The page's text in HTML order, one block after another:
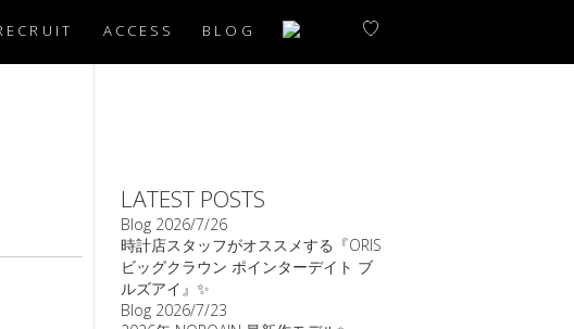
ACCESS BLOG
LATEST POSTS
Blog 2026/7/26
時計店スタッフがオススメする『ORIS
ビッグクラウン ポインターデイト ブ
ルズアイ』✨
Blog 2026/7/23